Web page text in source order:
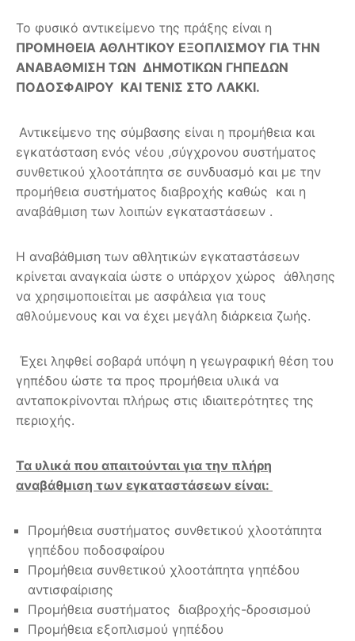
Το φυσικό αντικείμενο της πράξης είναι η
ΠΡΟΜΗΘΕΙΑ ΑΘΛΗΤΙΚΟΥ ΕΞΟΠΛΙΣΜΟΥ ΓΙΑ ΤΗΝ
ΑΝΑΒΑΘΜΙΣΗ ΤΩΝ ΔΗΜΟΤΙΚΩΝ ΓΗΠΕΔΩΝ
ΠΟΔΟΣΦΑΙΡΟΥ ΚΑΙ ΤΕΝΙΣ ΣΤΟ ΛΑΚΚΙ.
Αντικείμενο της σύμβασης είναι η προμήθεια και
εγκατάσταση ενός νέου ,σύγχρονου συστήματος
συνθετικού χλοοτάπητα σε συνδυασμό και με την
προμήθεια συστήματος διαβροχής καθώς και η
αναβάθμιση των λοιπών εγκαταστάσεων .
Η αναβάθμιση των αθλητικών εγκαταστάσεων
κρίνεται αναγκαία ώστε ο υπάρχον χώρος άθλησης
να χρησιμοποιείται με ασφάλεια για τους
αθλούμενους και να έχει μεγάλη διάρκεια ζωής.
Έχει ληφθεί σοβαρά υπόψη η γεωγραφική θέση του
γηπέδου ώστε τα προς προμήθεια υλικά να
ανταποκρίνονται πλήρως στις ιδιαιτερότητες της
περιοχής.
Τα υλικά που απαιτούνται για την πλήρη
αναβάθμιση των εγκαταστάσεων είναι:
Προμήθεια συστήματος συνθετικού χλοοτάπητα
γηπέδου ποδοσφαίρου
Προμήθεια συνθετικού χλοοτάπητα γηπέδου
αντισφαίρισης
Προμήθεια συστήματος διαβροχής-δροσισμού
Προμήθεια εξοπλισμού γηπέδου